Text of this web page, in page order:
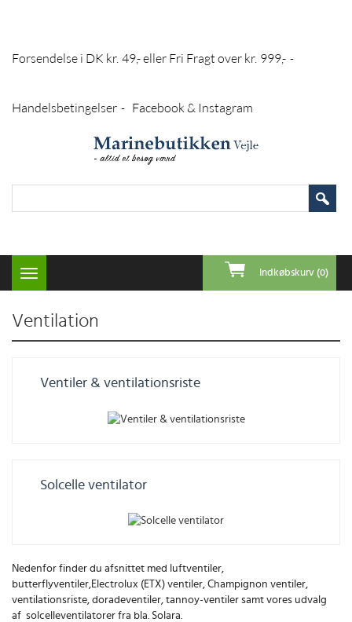
Forsendelse i DK kr. 49,- eller Fri Fragt over kr. 999,- -
Handelsbetingelser - Facebook & Instagram
Toggle
navigation
Indkøbskurv (0)
Ventilation
Ventiler & ventilationsriste
Solcelle ventilator
Nedenfor finder du afsnittet med luftventiler,
butterflyventiler,Electrolux (ETX) ventiler, Champignon ventiler,
ventilationsriste, doradeventiler, tannoy-ventiler samt vores udvalg
af solcelleventilatorer fra bla. Solara.